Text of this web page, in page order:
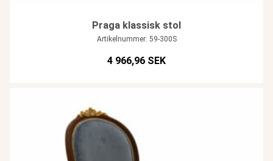
Praga klassisk stol
Artikelnummer: 59-300S
4 966,96 SEK